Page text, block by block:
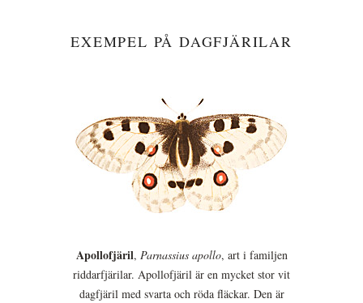
EXEMPEL PÅ DAGFJÄRILAR
Apollofjäril, Parnassius apollo, art i familjen
riddarfjärilar. Apollofjäril är en mycket stor vit
dagfjäril med svarta och röda fläckar. Den är